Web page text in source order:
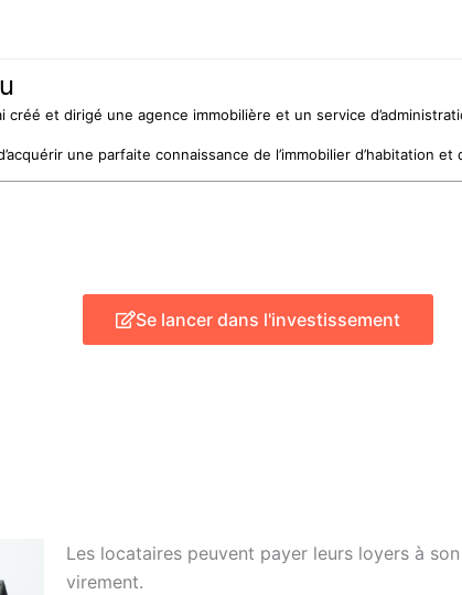
créé et dirigé une agence immobilière et un service
une parfaite connaissance de l’immobilier d’habitation
Se lancer dans l'investissement
Les locataires peuvent payer leurs loyers à
virement.